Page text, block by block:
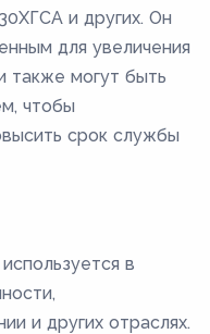
и других. Он
для увеличения
также могут быть
чтобы
срок службы
в
и других отраслях.